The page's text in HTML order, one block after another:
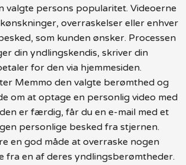
valgte persons popularitet. Videoerne
overraskelser eller enhver
som kunden ønsker. Processen
din yndlingskendis, skriver din
for den via hjemmesiden.
Memmo den valgte berømthed og
om at optage en personlig video med
er færdig, får du en e-mail med et
personlige besked fra stjernen.
en god måde at overraske nogen
fra en af deres yndlingsberømtheder.